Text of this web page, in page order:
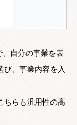
、自分の事業を表
び、事業内容を入
ちらも汎用性の高